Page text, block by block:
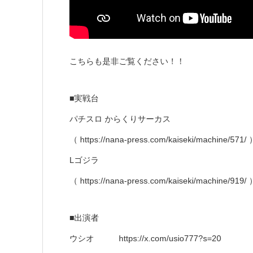
こちらも是非ご覧ください！！
■実戦台
パチスロ からくりサーカス
（ https://nana-press.com/kaiseki/machine/571/ ）
Lゴジラ
（ https://nana-press.com/kaiseki/machine/919/ ）
■出演者
ウシオ https://x.com/usio777?s=20